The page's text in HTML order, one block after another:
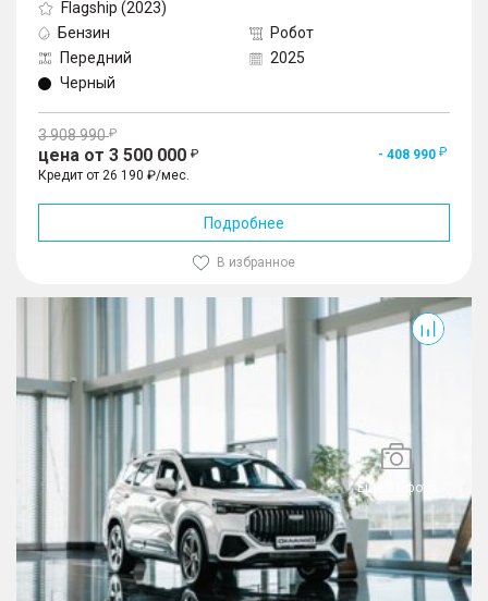
Flagship (2023)
Бензин
Робот
Передний
2025
Черный
3 908 990
цена от 3 500 000
- 408 990
Кредит от 26 190 ₽/мес.
Подробнее
В избранное
Еще 21 фото